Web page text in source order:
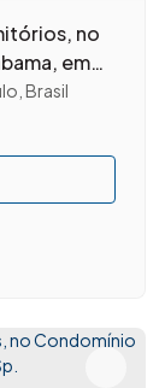
no
em
Brasil